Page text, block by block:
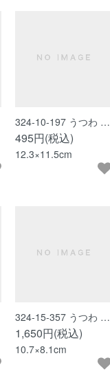
324-10-197 うつわ …
495円(税込)
12.3×11.5cm
324-15-357 うつわ …
1,650円(税込)
10.7×8.1cm